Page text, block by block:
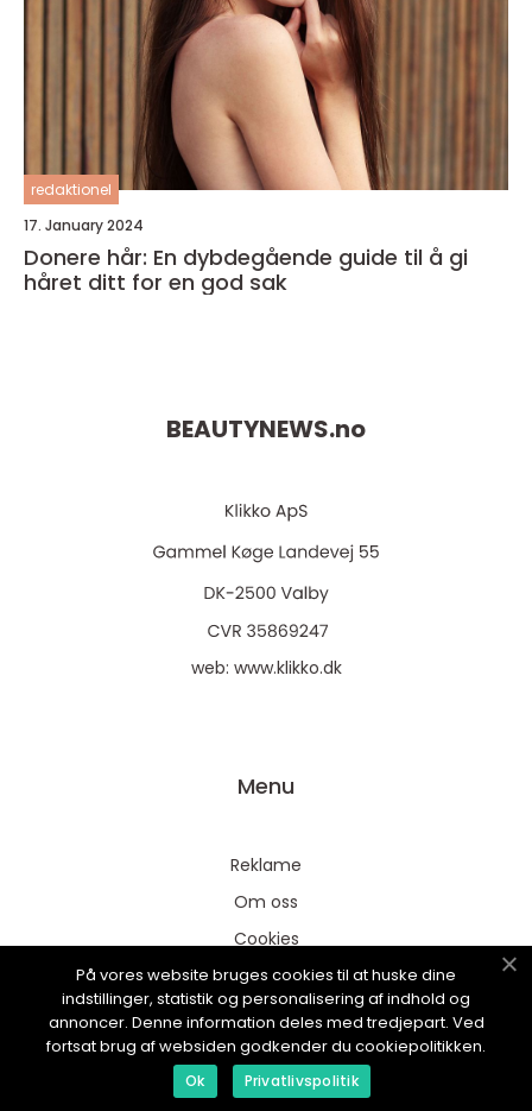
redaktionel
17. January 2024
Donere hår: En dybdegående guide til å gi
håret ditt for en god sak
BEAUTYNEWS.no
web: www.klikko.dk
Menu
Reklame
Om oss
Cookies
Kontakt Oss
Sitemap
På vores website bruges cookies til at huske dine
indstillinger, statistik og personalisering af indhold og
annoncer. Denne information deles med tredjepart. Ved
fortsat brug af websiden godkender du cookiepolitikken.
Ok Privatlivspolitik